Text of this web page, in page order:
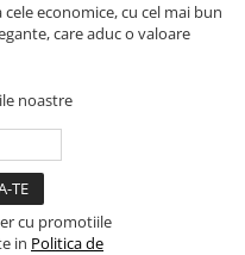
economice, cu cel mai bun
care aduc o valoare
noastre
cu promotiile
in Politica de